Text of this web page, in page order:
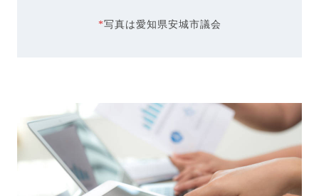
*写真は愛知県安城市議会